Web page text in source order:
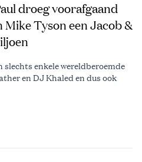
droeg voorafgaand
Mike Tyson een Jacob &
enkele wereldberoemde
en DJ Khaled en dus ook